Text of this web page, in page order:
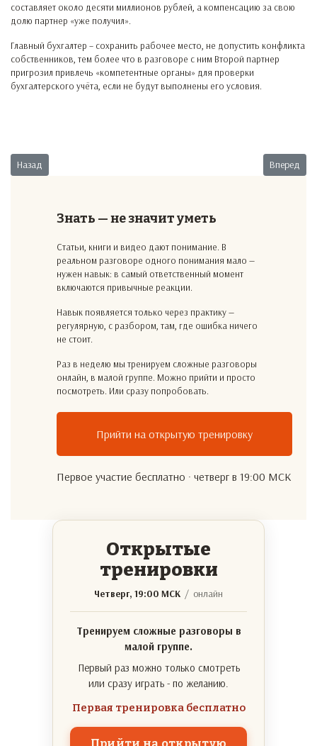
составляет около десяти миллионов рублей, а компенсацию за свою
долю партнер «уже получил».
Главный бухгалтер – сохранить рабочее место, не допустить конфликта
собственников, тем более что в разговоре с ним Второй партнер
пригрозил привлечь «компетентные органы» для проверки
бухгалтерского учёта, если не будут выполнены его условия.
Предыдущий: Несчастливая номинация
Назад Вперед
Знать — не значит уметь
Статьи, книги и видео дают понимание. В
реальном разговоре одного понимания мало —
нужен навык: в самый ответственный момент
включаются привычные реакции.
Навык появляется только через практику —
регулярную, с разбором, там, где ошибка ничего
не стоит.
Раз в неделю мы тренируем сложные разговоры
онлайн, в малой группе. Можно прийти и просто
посмотреть. Или сразу попробовать.
Прийти на открытую тренировку
Первое участие бесплатно · четверг в 19:00 МСК
Открытые
тренировки
Четверг, 19:00 МСК / онлайн
Тренируем сложные разговоры в
малой группе.
Первый раз можно только смотреть
или сразу играть - по желанию.
Первая тренировка бесплатно